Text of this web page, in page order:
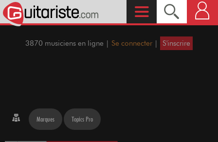
3870 musiciens en ligne | Se connecter | S'inscrire
Marques Topics Pro